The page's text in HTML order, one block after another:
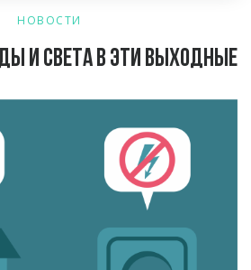
НОВОСТИ
и света в эти выходные